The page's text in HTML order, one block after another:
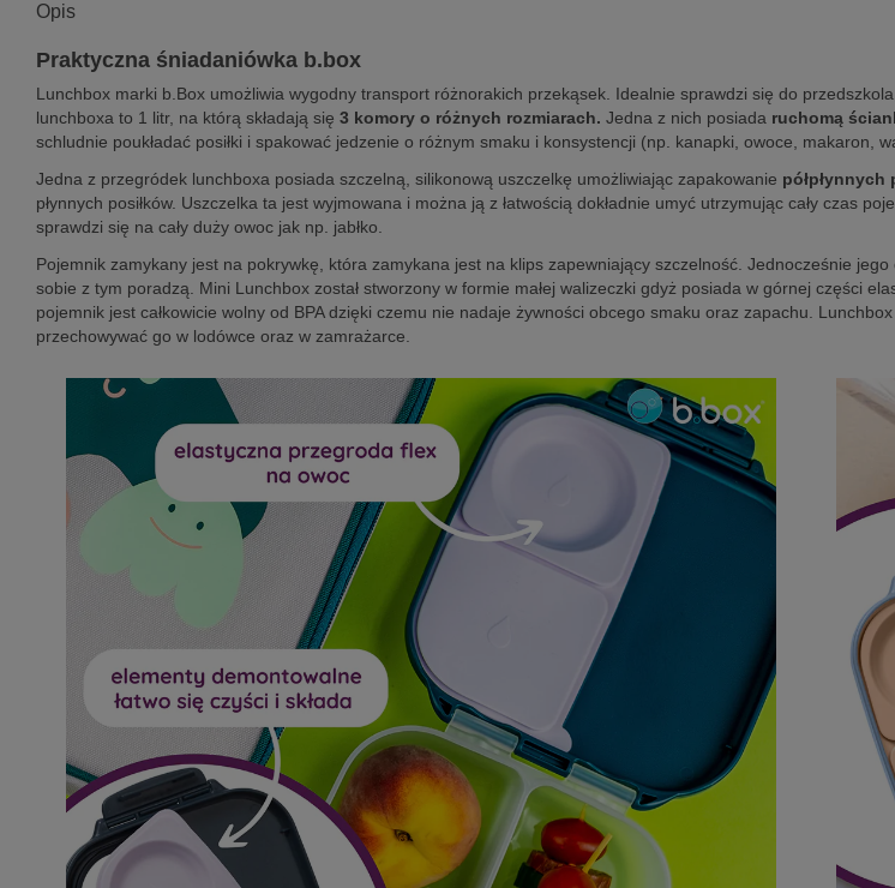
Opis
Praktyczna śniadaniówka b.box
Lunchbox marki b.Box umożliwia wygodny transport różnorakich przekąsek. Idealnie sprawdzi się do
lunchboxa to 1 litr, na którą składają się 3 komory o różnych rozmiarach. Jedna z nich posiada ruchomą
schludnie poukładać posiłki i spakować jedzenie o różnym smaku i konsystencji (np. kanapki, owoce, makaron,
Jedna z przegródek lunchboxa posiada szczelną, silikonową uszczelkę umożliwiając zapakowanie półpłynnych
płynnych posiłków. Uszczelka ta jest wyjmowana i można ją z łatwością dokładnie umyć utrzymując cały czas
sprawdzi się na cały duży owoc jak np. jabłko.
Pojemnik zamykany jest na pokrywkę, która zamykana jest na klips zapewniający szczelność. Jednocześnie
sobie z tym poradzą. Mini Lunchbox został stworzony w formie małej walizeczki gdyż posiada w górnej części
pojemnik jest całkowicie wolny od BPA dzięki czemu nie nadaje żywności obcego smaku oraz zapachu.
przechowywać go w lodówce oraz w zamrażarce.